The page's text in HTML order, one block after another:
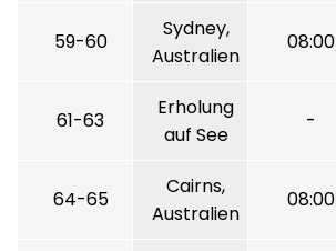
59-60
Sydney,
Australien
08:00
61-63
Erholung
auf See
-
64-65
Cairns,
Australien
08:00